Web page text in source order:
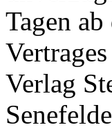
Tagen
Verlag